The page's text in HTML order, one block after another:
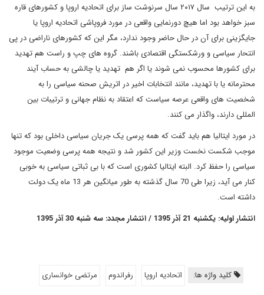
به این ترتیب سال ۲۰۱۷ سال سرنوشت ساز برای اتحادیه اروپا و کشورهای قاره
سبز خواهد بود اما هیچ دورنمایی واقعی در مورد فروپاشی اتحادیه اروپا یا
جایگزینی برای آن در حال حاضر وجود ندارد، مگر این که کشورهای ناراضی در پی
انتحار سیاسی و ورشکستگی اقتصادی باشند. گروه های چپ و راست هم تهدید
برای کشورها محسوب نمی شوند یا اگر هم تهدید یا چالشی به حساب آیند
محترمانه یا با تهدید، مانند انتخابات اخیر در اتریش صحنه سیاسی را به
شخصیت های واقعی عرصه سیاست که اعتقاد به نظام جهانی و ترتیبات بین
المللی دارند، واگذار می کنند.
در مورد ایتالیا هم باید گفت که همه پرسی یک جریان سیاسی داخلی بود که تنها
موجب شکست نخست وزیر این کشور شد و نتیجه همه پرسی وضعیت موجود
سیاسی را حفظ کرد. البته ایتالیا کشوری است که با بی ثباتی سیاسی به خوبی
کنار می آید، زیرا طی 70 سال گذشته به طور میانگین هر 13 ماه یک دولت
داشته است.
انتشار اولیه: یکشنبه 21 آذر 1395 / انتشار مجدد: سه شنبه 30 آذر 1395
کلید واژه ها: اتحادیه اروپا رفراندوم مرتضی خوانساری